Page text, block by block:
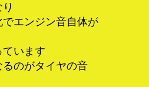
エンジン音自体が
います
のがタイヤの音